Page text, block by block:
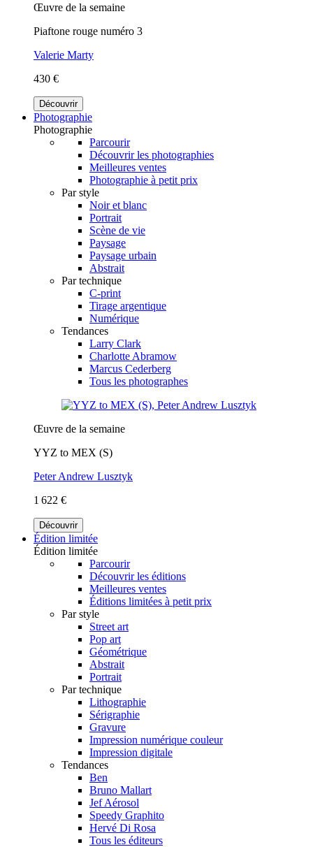
Œuvre de la semaine
Piaftone rouge numéro 3
Valerie Marty
430 €
Découvrir
Photographie
Photographie
Parcourir
Découvrir les photographies
Meilleures ventes
Photographie à petit prix
Par style
Noir et blanc
Portrait
Scène de vie
Paysage
Paysage urbain
Abstrait
Par technique
C-print
Tirage argentique
Numérique
Tendances
Larry Clark
Charlotte Abramow
Marcus Cederberg
Tous les photographes
Œuvre de la semaine
YYZ to MEX (S)
Peter Andrew Lusztyk
1 622 €
Découvrir
Édition limitée
Édition limitée
Parcourir
Découvrir les éditions
Meilleures ventes
Éditions limitées à petit prix
Par style
Street art
Pop art
Géométrique
Abstrait
Portrait
Par technique
Lithographie
Sérigraphie
Gravure
Impression numérique couleur
Impression digitale
Tendances
Ben
Bruno Mallart
Jef Aérosol
Speedy Graphito
Hervé Di Rosa
Tous les éditeurs